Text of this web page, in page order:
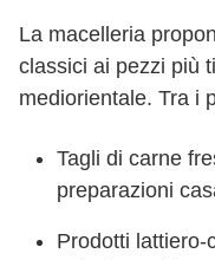
La macelleria
classici ai pezzi più
mediorientale. Tra i
Tagli di carne
preparazioni
Prodotti lattiero-